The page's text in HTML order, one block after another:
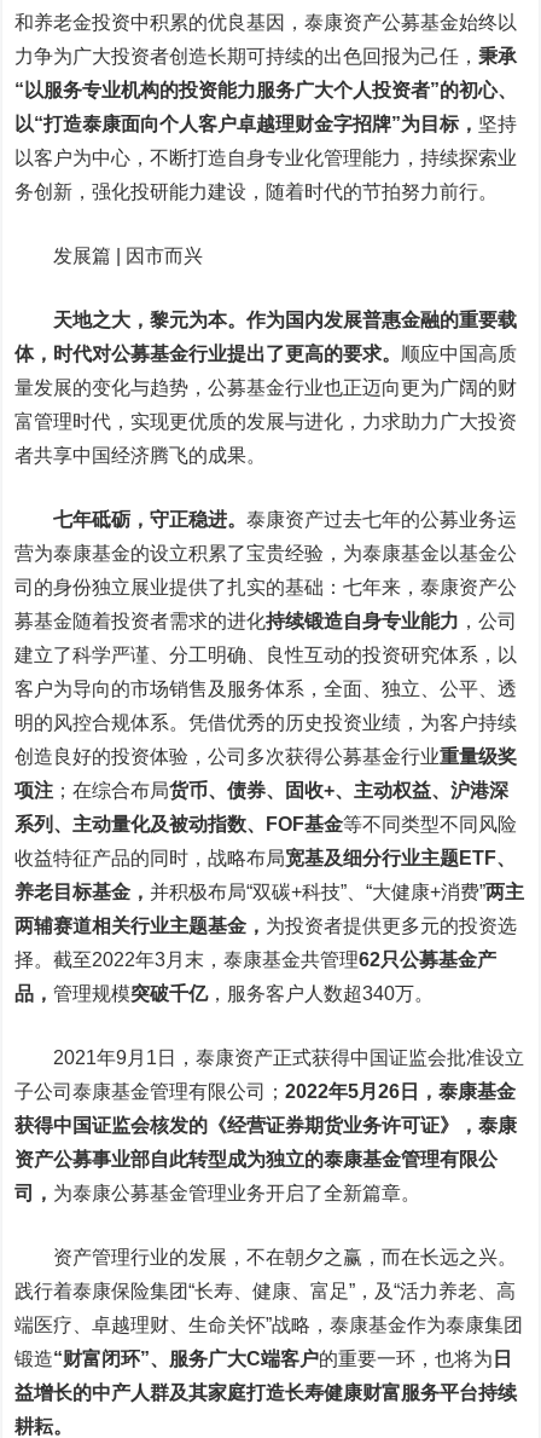
和养老金投资中积累的优良基因，泰康资产公募基金始终以
力争为广大投资者创造长期可持续的出色回报为己任，秉承
“以服务专业机构的投资能力服务广大个人投资者”的初心、
以“打造泰康面向个人客户卓越理财金字招牌”为目标， 坚持
以客户为中心，不断打造自身专业化管理能力，持续探索业
务创新，强化投研能力建设，随着时代的节拍努力前行。
发展篇 | 因市而兴
天地之大，黎元为本。作为国内发展普惠金融的重要载
体，时代对公募基金行业提出了更高的要求。 顺应中国高质
量发展的变化与趋势，公募基金行业也正迈向更为广阔的财
富管理时代，实现更优质的发展与进化，力求助力广大投资
者共享中国经济腾飞的成果。
七年砥砺，守正稳进。泰康资产过去七年的公募业务运
营为泰康基金的设立积累了宝贵经验，为泰康基金以基金公
司的身份独立展业提供了扎实的基础：七年来，泰康资产公
募基金随着投资者需求的进化持续锻造自身专业能力 ，公司
建立了科学严谨、分工明确、良性互动的投资研究体系，以
客户为导向的市场销售及服务体系，全面、独立、公平、透
明的风控合规体系。凭借优秀的历史投资业绩，为客户持续
创造良好的投资体验，公司多次获得公募基金行业重量级奖
项注 ；在综合布局货币、债券、固收+、主动权益、沪港深
系列、主动量化及被动指数、FOF基金等不同类型不同风险
收益特征产品的同时，战略布局宽基及细分行业主题ETF、
养老目标基金，并积极布局“双碳+科技”、“大健康+消费”两主
两辅赛道相关行业主题基金， 为投资者提供更多元的投资选
择。截至2022年3月末，泰康基金共管理62只公募基金产
品，管理规模突破千亿， 服务客户人数超340万。
2021年9月1日，泰康资产正式获得中国证监会批准设立
子公司泰康基金管理有限公司；2022年5月26日，泰康基金
获得中国证监会核发的《经营证券期货业务许可证》，泰康
资产公募事业部自此转型成为独立的泰康基金管理有限公
司， 为泰康公募基金管理业务开启了全新篇章。
资产管理行业的发展，不在朝夕之赢，而在长远之兴。
践行着泰康保险集团“长寿、健康、富足”，及“活力养老、高
端医疗、卓越理财、生命关怀”战略，泰康基金作为泰康集团
锻造“财富闭环”、服务广大C端客户的重要一环，也将为 日
益增长的中产人群及其家庭打造长寿健康财富服务平台持续
耕耘。